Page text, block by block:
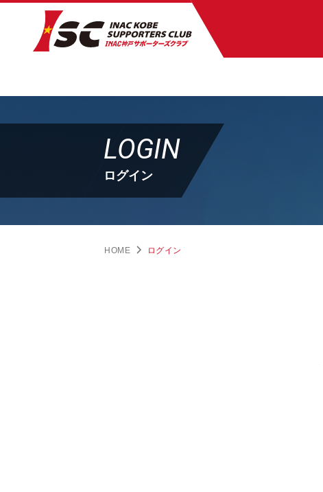
LOGIN
ログイン
HOME ログイン